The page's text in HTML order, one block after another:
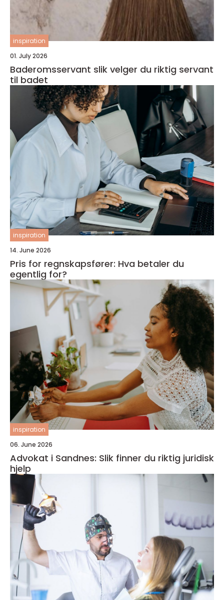
inspiration
01. July 2026
Baderomsservant slik velger du riktig servant
til badet
inspiration
14. June 2026
Pris for regnskapsfører: Hva betaler du
egentlig for?
inspiration
06. June 2026
Advokat i Sandnes: Slik finner du riktig juridisk
hjelp